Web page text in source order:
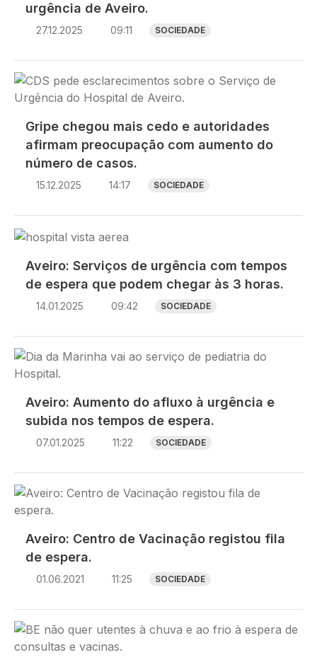
urgência de Aveiro.
27.12.2025 09:11 SOCIEDADE
Imagem
Gripe chegou mais cedo e autoridades
afirmam preocupação com aumento do
número de casos.
15.12.2025 14:17 SOCIEDADE
Imagem
Aveiro: Serviços de urgência com tempos
de espera que podem chegar às 3 horas.
14.01.2025 09:42 SOCIEDADE
Imagem
Aveiro: Aumento do afluxo à urgência e
subida nos tempos de espera.
07.01.2025 11:22 SOCIEDADE
Imagem
Aveiro: Centro de Vacinação registou fila
de espera.
01.06.2021 11:25 SOCIEDADE
Imagem